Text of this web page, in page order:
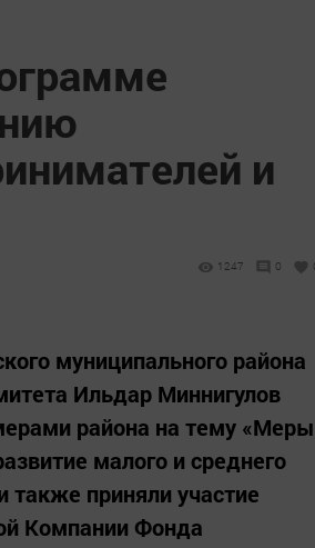
и
1247 0
муниципального района
Ильдар Миннигулов
района на тему «Меры
малого и среднего
также приняли участие
Компании Фонда